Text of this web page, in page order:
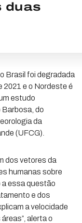
duas
Brasil foi degradada
2021 e o Nordeste é
estudo
do
da
(UFCG).
dos vetores da
humanas sobre
essa questão
e dos
a velocidade
alerta o